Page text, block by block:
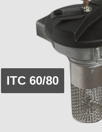
ITC 60/80